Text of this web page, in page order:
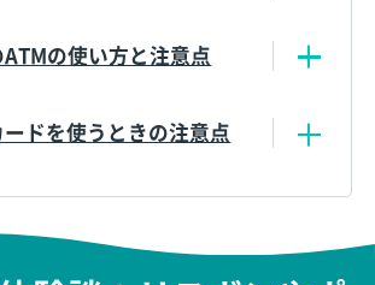
の使い方と注意点
ドを使うときの注意点